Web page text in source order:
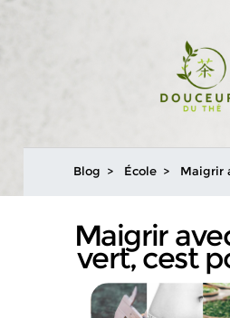
Blog École Maigrir
Maigrir
vert, cest